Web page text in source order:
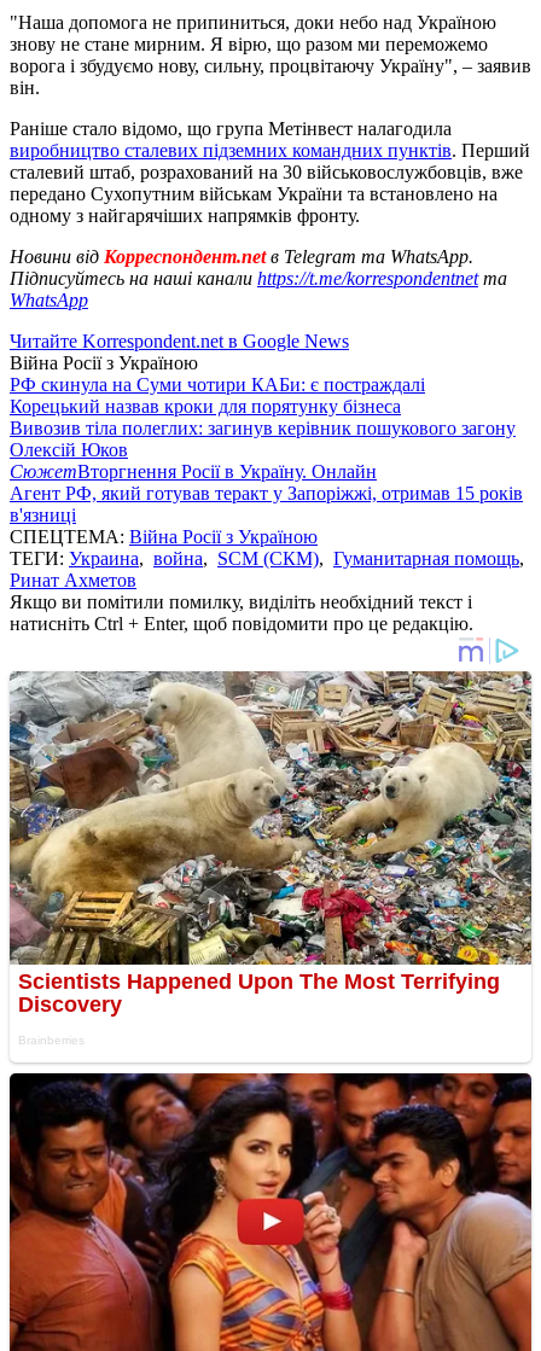
"Наша допомога не припиниться, доки небо над Україною
знову не стане мирним. Я вірю, що разом ми переможемо
ворога і збудуємо нову, сильну, процвітаючу Україну", – заявив
він.
Раніше стало відомо, що група Метінвест налагодила
виробництво сталевих підземних командних пунктів. Перший
сталевий штаб, розрахований на 30 військовослужбовців, вже
передано Сухопутним військам України та встановлено на
одному з найгарячіших напрямків фронту.
Новини від Корреспондент.netв Telegram та WhatsApp.
Підписуйтесь на наші канали https://t.me/korrespondentnetта
WhatsApp
Читайте Korrespondent.net в Google News
Війна Росії з Україною
РФ скинула на Суми чотири КАБи: є постраждалі
Корецький назвав кроки для порятунку бізнеса
Вивозив тіла полеглих: загинув керівник пошукового загону
Олексій Юков
СюжетВторгнення Росії в Україну. Онлайн
Агент РФ, який готував теракт у Запоріжжі, отримав 15 років
в'язниці
СПЕЦТЕМА: Війна Росії з Україною
ТЕГИ: Украина, война, SCM (СКМ), Гуманитарная помощь,
Ринат Ахметов
Якщо ви помітили помилку, виділіть необхідний текст і
натисніть Ctrl + Enter, щоб повідомити про це редакцію.